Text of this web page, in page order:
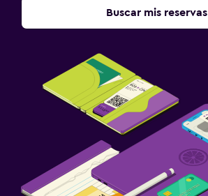
Buscar mis reservas